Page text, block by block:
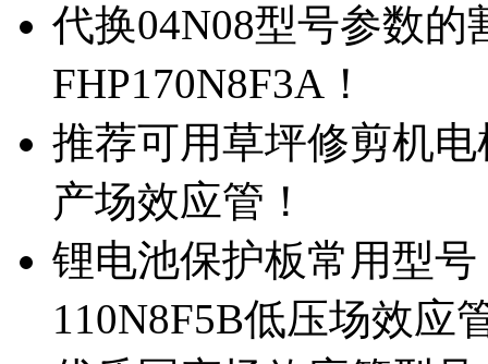
代换04N08型号参数
FHP170N8F3A！
推荐可用草坪修剪机电
产场效应管！
锂电池保护板常用型号
110N8F5B低压场效应